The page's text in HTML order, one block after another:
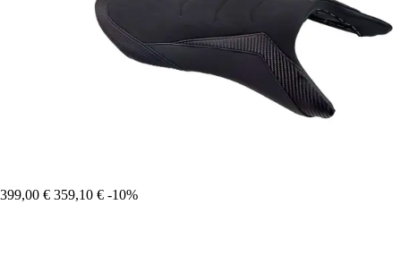
399,00 € 359,10 € -10%